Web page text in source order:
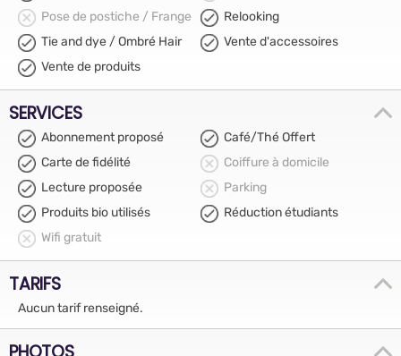
Pose de postiche / Frange
Relooking
Tie and dye / Ombré Hair
Vente d'accessoires
Vente de produits
SERVICES
Abonnement proposé
Café/Thé Offert
Carte de fidélité
Coiffure à domicile
Lecture proposée
Parking
Produits bio utilisés
Réduction étudiants
Wifi gratuit
TARIFS
Aucun tarif renseigné.